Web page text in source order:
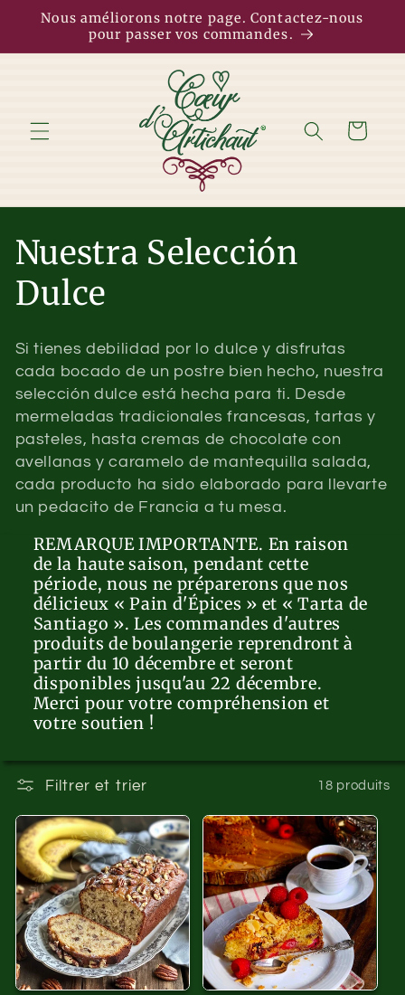
passer
contenu
Nous améliorons notre page. Contactez-nous
pour passer vos commandes.
Panier
C
o
l
l
e
c
t
o
n
Nuestra Selección
Dulce
Si tienes debilidad por lo dulce y disfrutas
cada bocado de un postre bien hecho, nuestra
selección dulce está hecha para ti. Desde
mermeladas tradicionales francesas, tartas y
pasteles, hasta cremas de chocolate con
avellanas y caramelo de mantequilla salada,
cada producto ha sido elaborado para llevarte
un pedacito de Francia a tu mesa.
REMARQUE IMPORTANTE. En raison
de la haute saison, pendant cette
période, nous ne préparerons que nos
délicieux « Pain d'Épices » et « Tarta de
Santiago ». Les commandes d'autres
produits de boulangerie reprendront à
partir du 10 décembre et seront
disponibles jusqu'au 22 décembre.
Merci pour votre compréhension et
votre soutien !
Filtrer et trier 18 produits